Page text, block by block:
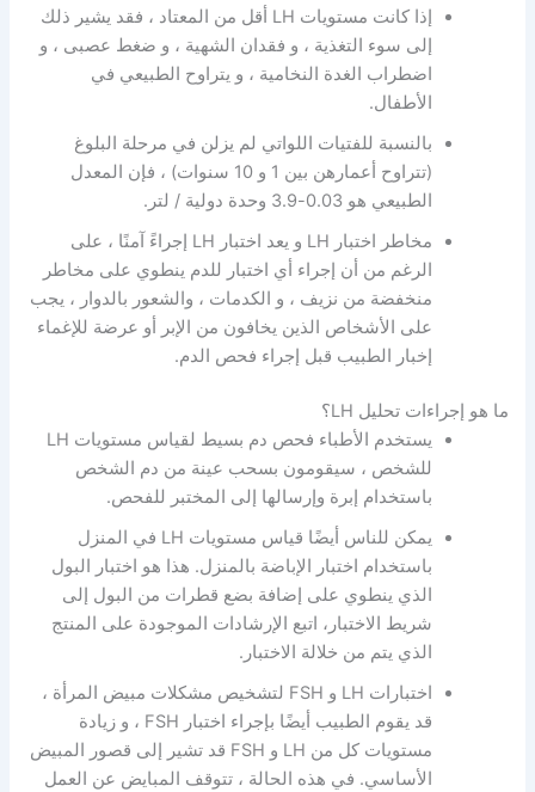
إذا كانت مستويات LH أقل من المعتاد ، فقد يشير ذلك
إلى سوء التغذية ، و فقدان الشهية ، و ضغط عصبى ، و
اضطراب الغدة النخامية ، و يتراوح الطبيعي في
الأطفال.
بالنسبة للفتيات اللواتي لم يزلن في مرحلة البلوغ
(تتراوح أعمارهن بين 1 و 10 سنوات) ، فإن المعدل
الطبيعي هو 0.03-3.9 وحدة دولية / لتر.
مخاطر اختبار LH و يعد اختبار LH إجراءً آمنًا ، على
الرغم من أن إجراء أي اختبار للدم ينطوي على مخاطر
منخفضة من نزيف ، و الكدمات ، والشعور بالدوار ، يجب
على الأشخاص الذين يخافون من الإبر أو عرضة للإغماء
إخبار الطبيب قبل إجراء فحص الدم.
ما هو إجراءات تحليل LH؟
يستخدم الأطباء فحص دم بسيط لقياس مستويات LH
للشخص ، سيقومون بسحب عينة من دم الشخص
باستخدام إبرة وإرسالها إلى المختبر للفحص.
يمكن للناس أيضًا قياس مستويات LH في المنزل
باستخدام اختبار الإباضة بالمنزل. هذا هو اختبار البول
الذي ينطوي على إضافة بضع قطرات من البول إلى
شريط الاختبار، اتبع الإرشادات الموجودة على المنتج
الذي يتم من خلالة الاختبار.
اختبارات LH و FSH لتشخيص مشكلات مبيض المرأة ،
قد يقوم الطبيب أيضًا بإجراء اختبار FSH ، و زيادة
مستويات كل من LH و FSH قد تشير إلى قصور المبيض
الأساسي. في هذه الحالة ، تتوقف المبايض عن العمل